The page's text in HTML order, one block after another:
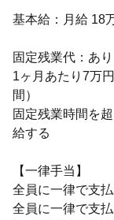
基本給：月給 18
固定残業代：あり
1ヶ月あたり7万
間）
固定残業時間を
給する
【一律手当】
全員に一律で支
全員に一律で支